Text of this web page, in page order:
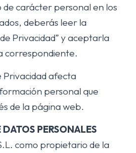
carácter personal en los
deberás leer la
Privacidad” y aceptarla
correspondiente.
Privacidad afecta
personal que
de la página web.
PERSONALES
como propietario de la